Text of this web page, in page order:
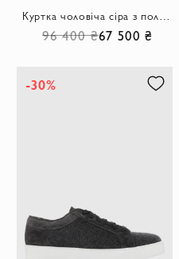
96 400 ₴67 500 ₴
-30%